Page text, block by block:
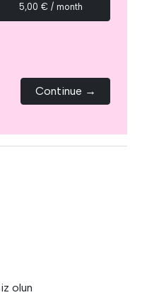
5,00 € / month
Continue →
olun